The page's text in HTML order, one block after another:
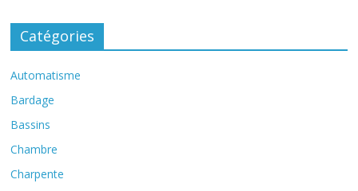
Catégories
Automatisme
Bardage
Bassins
Chambre
Charpente